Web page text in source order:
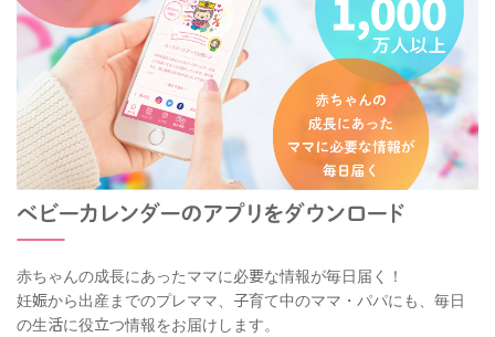
赤ちゃんの成長にあったママに必要な情報が毎日届く！
妊娠から出産までのプレママ、子育て中のママ・パパにも、毎日
の生活に役立つ情報をお届けします。